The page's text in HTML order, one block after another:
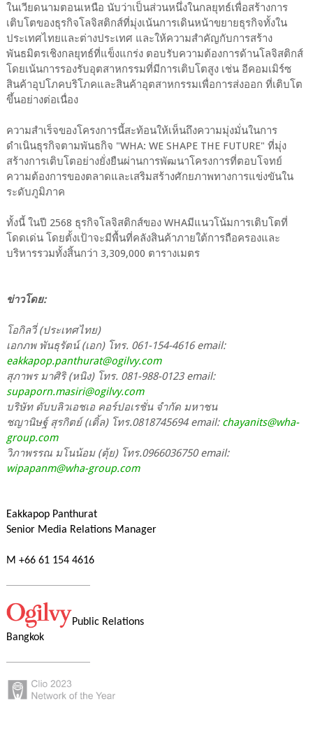
ในเวียดนามตอนเหนือ นับว่าเป็นส่วนหนึ่งในกลยุทธ์เพื่อสร้างการ
เติบโตของธุรกิจโลจิสติกส์ที่มุ่งเน้นการเดินหน้าขยายธุรกิจทั้งใน
ประเทศไทยและต่างประเทศ และให้ความสำคัญกับการสร้าง
พันธมิตรเชิงกลยุทธ์ที่แข็งแกร่ง ตอบรับความต้องการด้านโลจิสติกส์
โดยเน้นการรองรับอุตสาหกรรมที่มีการเติบโตสูง เช่น อีคอมเมิร์ซ
สินค้าอุปโภคบริโภคและสินค้าอุตสาหกรรมเพื่อการส่งออก ที่เติบโต
ขึ้นอย่างต่อเนื่อง
ความสำเร็จของโครงการนี้สะท้อนให้เห็นถึงความมุ่งมั่นในการ
ดำเนินธุรกิจตามพันธกิจ "WHA: WE SHAPE THE FUTURE" ที่มุ่ง
สร้างการเติบโตอย่างยั่งยืนผ่านการพัฒนาโครงการที่ตอบโจทย์
ความต้องการของตลาดและเสริมสร้างศักยภาพทางการแข่งขันใน
ระดับภูมิภาค
ทั้งนี้ ในปี 2568 ธุรกิจโลจิสติกส์ของ WHAมีแนวโน้มการเติบโตที่
โดดเด่น โดยตั้งเป้าจะมีพื้นที่คลังสินค้าภายใต้การถือครองและ
บริหารรวมทั้งสิ้นกว่า 3,309,000 ตารางเมตร
ข่าวโดย:
โอกิลวี่ (ประเทศไทย)
เอกภพ พันธุรัตน์ (เอก) โทร. 061-154-4616 email:
eakkapop.panthurat@ogilvy.com
สุภาพร มาศิริ (หนิง) โทร. 081-988-0123 email:
supaporn.masiri@ogilvy.com
บริษัท ดับบลิวเอชเอ คอร์ปอเรชั่น จํากัด มหาชน
ชญานิษฐ์ สุรกิตย์ (เติ้ล) โทร.0818745694 email: chayanits@wha-
group.com
วิภาพรรณ มโนน้อม (ตุ้ย) โทร.0966036750 email:
wipapanm@wha-group.com
Eakkapop Panthurat
Senior Media Relations Manager
M +66 61 154 4616
Public Relations
Bangkok